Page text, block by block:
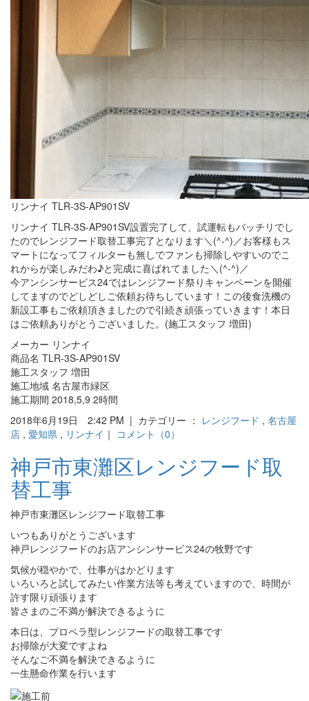
リンナイ TLR-3S-AP901SV
リンナイ TLR-3S-AP901SV設置完了して、試運転もバッチリでし
たのでレンジフード取替工事完了となります＼(^-^)／お客様もス
マートになってフィルターも無しでファンも掃除しやすいのでこ
れからが楽しみだわ♪と完成に喜ばれてました＼(^-^)／
今アンシンサービス24ではレンジフード祭りキャンペーンを開催
してますのでどしどしご依頼お待ちしています！この後食洗機の
新設工事もご依頼頂きましたので引続き頑張っていきます！本日
はご依頼ありがとうございました。(施工スタッフ 増田)
メーカー リンナイ
商品名 TLR-3S-AP901SV
施工スタッフ 増田
施工地域 名古屋市緑区
施工期間 2018,5,9 2時間
2018年6月19日 2:42 PM | カテゴリー ： レンジフード , 名古屋
店 , 愛知県 , リンナイ ｜ コメント（0）
神戸市東灘区レンジフード取
替工事
神戸市東灘区レンジフード取替工事
いつもありがとうございます
神戸レンジフードのお店アンシンサービス24の牧野です
気候が穏やかで、仕事がはかどります
いろいろと試してみたい作業方法等も考えていますので、時間が
許す限り頑張ります
皆さまのご不満が解決できるように
本日は、プロペラ型レンジフードの取替工事です
お掃除が大変ですよね
そんなご不満を解決できるように
一生懸命作業を行います